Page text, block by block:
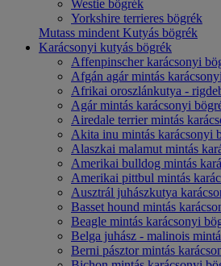
Westie bögrék
Yorkshire terrieres bögrék
Mutass mindent Kutyás bögrék
Karácsonyi kutyás bögrék
Affenpinscher karácsonyi
Afgán agár mintás
Afrikai oroszlánkutya -
Agár mintás karácsonyi
Airedale terrier mintás
Akita inu mintás karácsonyi
Alaszkai malamut mintás
Amerikai bulldog mintás
Amerikai pittbul mintás
Ausztrál juhászkutya
Basset hound mintás
Beagle mintás karácsonyi
Belga juhász - malinois
Berni pásztor mintás